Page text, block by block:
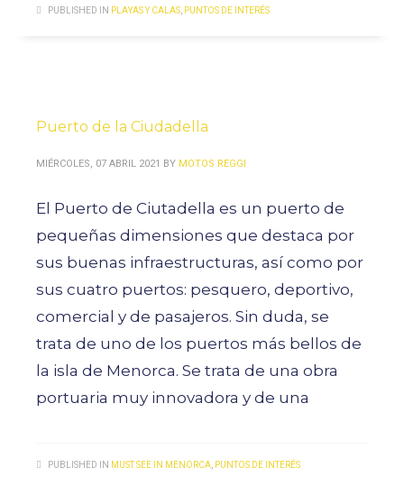
PUBLISHED IN PLAYAS Y CALAS PUNTOS DE INTERÉS
Puerto de la Ciudadella
MIÉRCOLES, 07 ABRIL 2021 BY MOTOS REGGI
El Puerto de Ciutadella es un puerto de
pequeñas dimensiones que destaca por
sus buenas infraestructuras, así como por
sus cuatro puertos: pesquero, deportivo,
comercial y de pasajeros. Sin duda, se
trata de uno de los puertos más bellos de
la isla de Menorca. Se trata de una obra
portuaria muy innovadora y de una
PUBLISHED IN MUST SEE IN MENORCA PUNTOS DE INTERÉS